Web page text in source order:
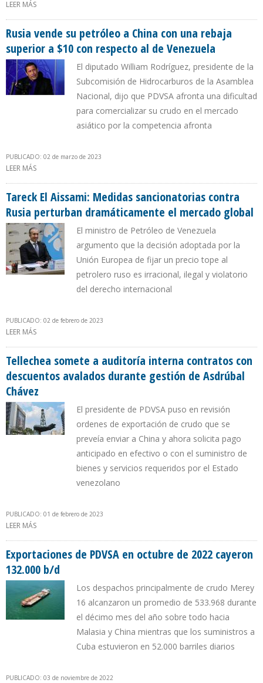
LEER MÁS
Rusia vende su petróleo a China con una rebaja
superior a $10 con respecto al de Venezuela
El diputado William Rodríguez, presidente de la
Subcomisión de Hidrocarburos de la Asamblea
Nacional, dijo que PDVSA afronta una dificultad
para comercializar su crudo en el mercado
asiático por la competencia afronta
PUBLICADO: 02 de marzo de 2023
LEER MÁS
Tareck El Aissami: Medidas sancionatorias contra
Rusia perturban dramáticamente el mercado global
El ministro de Petróleo de Venezuela
argumento que la decisión adoptada por la
Unión Europea de fijar un precio tope al
petrolero ruso es irracional, ilegal y violatorio
del derecho internacional
PUBLICADO: 02 de febrero de 2023
LEER MÁS
Tellechea somete a auditoría interna contratos con
descuentos avalados durante gestión de Asdrúbal
Chávez
El presidente de PDVSA puso en revisión
ordenes de exportación de crudo que se
preveía enviar a China y ahora solicita pago
anticipado en efectivo o con el suministro de
bienes y servicios requeridos por el Estado
venezolano
PUBLICADO: 01 de febrero de 2023
LEER MÁS
CHÁVEZ
Exportaciones de PDVSA en octubre de 2022 cayeron
132.000 b/d
Los despachos principalmente de crudo Merey
16 alcanzaron un promedio de 533.968 durante
el décimo mes del año sobre todo hacia
Malasia y China mientras que los suministros a
Cuba estuvieron en 52.000 barriles diarios
PUBLICADO: 03 de noviembre de 2022